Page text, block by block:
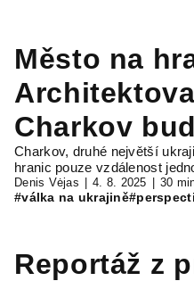
Město na
Charkov
Charkov, druhé největší
hranic pouze vzdálenost
Denis Vėjas 4. 8. 2025 30
#válka na ukrajině
Reportáž z